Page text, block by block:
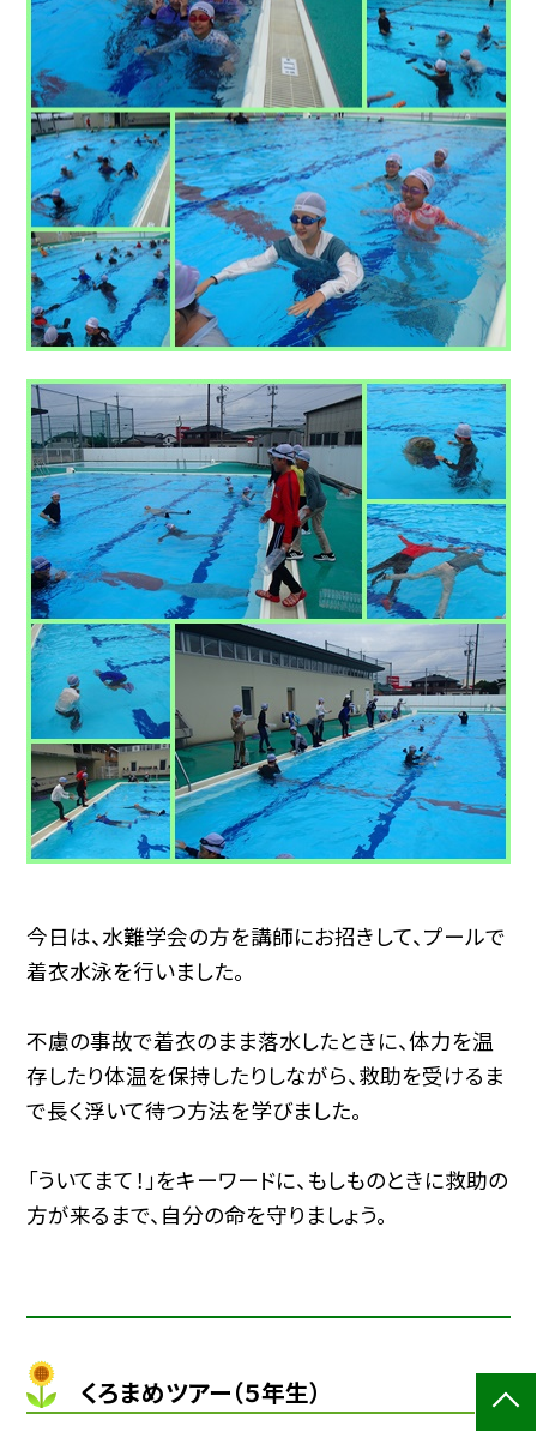
今日は、水難学会の方を講師にお招きして、プールで
着衣水泳を行いました。
不慮の事故で着衣のまま落水したときに、体力を温
存したり体温を保持したりしながら、救助を受けるま
で長く浮いて待つ方法を学びました。
「ういてまて！」をキーワードに、もしものときに救助の
方が来るまで、自分の命を守りましょう。
くろまめツアー（５年生）